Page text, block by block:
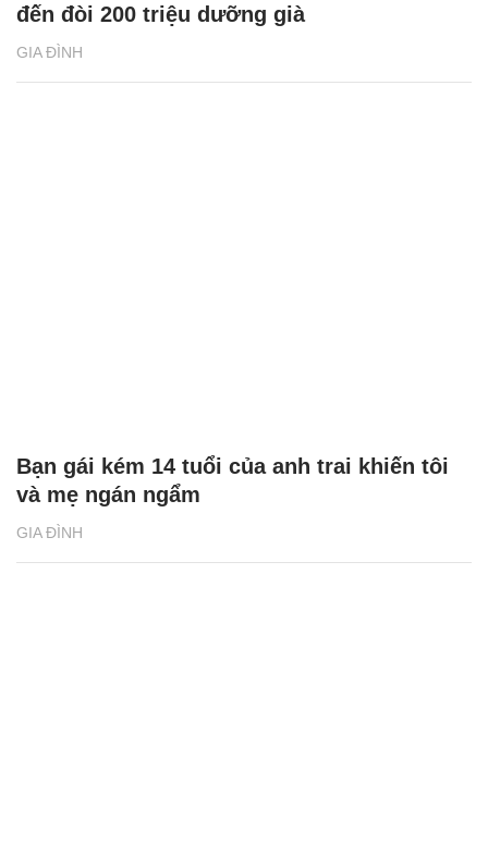
GIA ĐÌNH
đến đòi 200 triệu dưỡng già
GIA ĐÌNH
Bạn gái kém 14 tuổi của anh trai khiến tôi
và mẹ ngán ngẩm